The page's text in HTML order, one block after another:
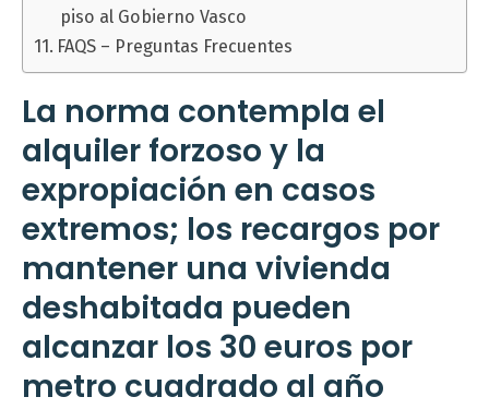
piso al Gobierno Vasco
FAQS – Preguntas Frecuentes
La norma contempla el
alquiler forzoso y la
expropiación en casos
extremos; los recargos por
mantener una vivienda
deshabitada pueden
alcanzar los 30 euros por
metro cuadrado al año